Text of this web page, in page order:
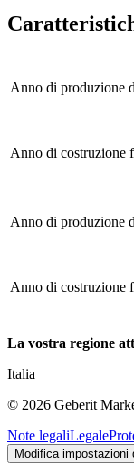
Anno di produzione
Anno di costruzione
Anno di produzione
Anno di costruzione
La vostra regione
Italia
© 2026 Geberit
Note legaliLegale
Modifica impostazioni